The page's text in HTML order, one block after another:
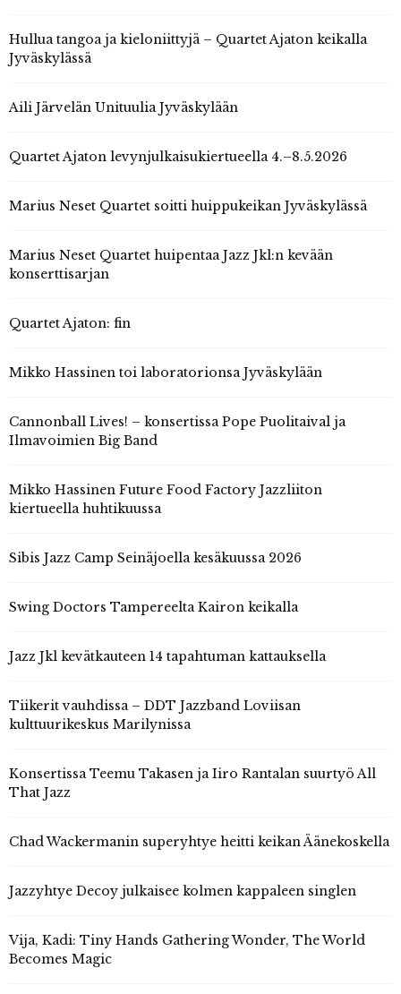
Hullua tangoa ja kieloniittyjä – Quartet Ajaton keikalla
Jyväskylässä
Aili Järvelän Unituulia Jyväskylään
Quartet Ajaton levynjulkaisukiertueella 4.–8.5.2026
Marius Neset Quartet soitti huippukeikan Jyväskylässä
Marius Neset Quartet huipentaa Jazz Jkl:n kevään
konserttisarjan
Quartet Ajaton: fin
Mikko Hassinen toi laboratorionsa Jyväskylään
Cannonball Lives! – konsertissa Pope Puolitaival ja
Ilmavoimien Big Band
Mikko Hassinen Future Food Factory Jazzliiton
kiertueella huhtikuussa
Sibis Jazz Camp Seinäjoella kesäkuussa 2026
Swing Doctors Tampereelta Kairon keikalla
Jazz Jkl kevätkauteen 14 tapahtuman kattauksella
Tiikerit vauhdissa – DDT Jazzband Loviisan
kulttuurikeskus Marilynissa
Konsertissa Teemu Takasen ja Iiro Rantalan suurtyö All
That Jazz
Chad Wackermanin superyhtye heitti keikan Äänekoskella
Jazzyhtye Decoy julkaisee kolmen kappaleen singlen
Vija, Kadi: Tiny Hands Gathering Wonder, The World
Becomes Magic